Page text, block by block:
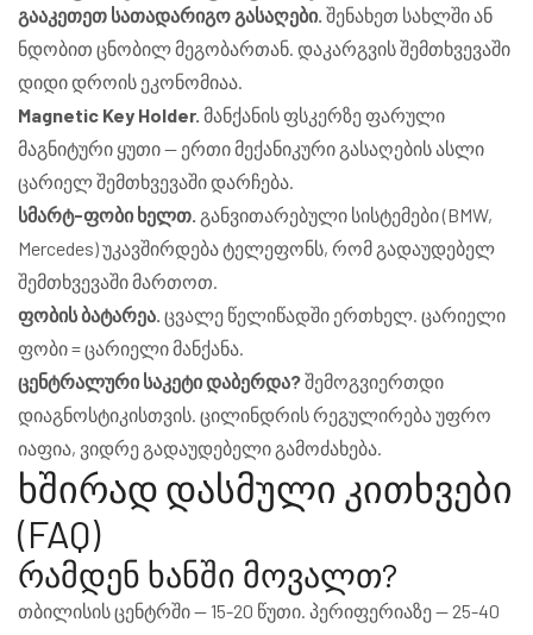
გააკეთეთ სათადარიგო გასაღები. შენახეთ სახლში ან
ნდობით ცნობილ მეგობართან. დაკარგვის შემთხვევაში
დიდი დროის ეკონომიაა.
Magnetic Key Holder. მანქანის ფსკერზე ფარული
მაგნიტური ყუთი — ერთი მექანიკური გასაღების ასლი
ცარიელ შემთხვევაში დარჩება.
სმარტ-ფობი ხელთ. განვითარებული სისტემები (BMW,
Mercedes) უკავშირდება ტელეფონს, რომ გადაუდებელ
შემთხვევაში მართოთ.
ფობის ბატარეა. ცვალე წელიწადში ერთხელ. ცარიელი
ფობი = ცარიელი მანქანა.
ცენტრალური საკეტი დაბერდა?შემოგვიერთდი
დიაგნოსტიკისთვის. ცილინდრის რეგულირება უფრო
იაფია, ვიდრე გადაუდებელი გამოძახება.
ხშირად დასმული კითხვები
(FAQ)
რამდენ ხანში მოვალთ?
თბილისის ცენტრში — 15-20 წუთი. პერიფერიაზე — 25-40